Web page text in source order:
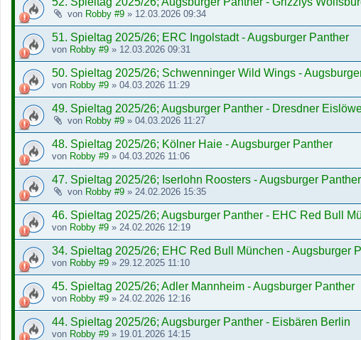
von Robby #9 » 12.03.2026 09:34
51. Spieltag 2025/26; ERC Ingolstadt - Augsburger Panther
von Robby #9 » 12.03.2026 09:31
50. Spieltag 2025/26; Schwenninger Wild Wings -
von Robby #9 » 04.03.2026 11:29
49. Spieltag 2025/26; Augsburger Panther - Dresdner
von Robby #9 » 04.03.2026 11:27
48. Spieltag 2025/26; Kölner Haie - Augsburger Panther
von Robby #9 » 04.03.2026 11:06
47. Spieltag 2025/26; Iserlohn Roosters - Augsburger Panther
von Robby #9 » 24.02.2026 15:35
46. Spieltag 2025/26; Augsburger Panther - EHC Red Bull
von Robby #9 » 24.02.2026 12:19
34. Spieltag 2025/26; EHC Red Bull München - Augsburger
von Robby #9 » 29.12.2025 11:10
45. Spieltag 2025/26; Adler Mannheim - Augsburger Panther
von Robby #9 » 24.02.2026 12:16
44. Spieltag 2025/26; Augsburger Panther - Eisbären Berlin
von Robby #9 » 19.01.2026 14:15